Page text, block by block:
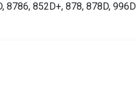
8786, 852D+, 878, 878D, 996D